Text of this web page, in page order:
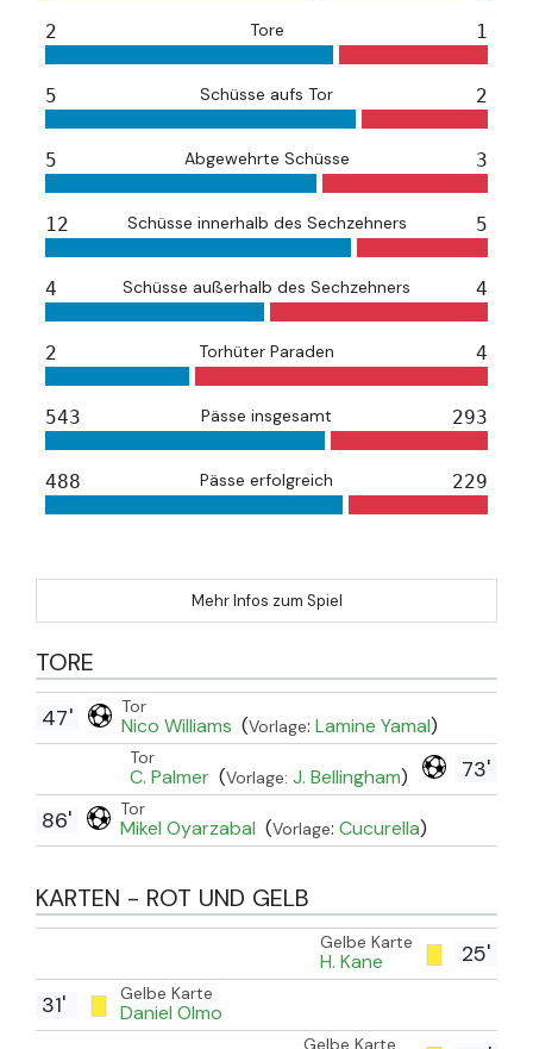
2 Tore 1
5 Schüsse aufs Tor 2
5 Abgewehrte Schüsse 3
12 Schüsse innerhalb des Sechzehners 5
4 Schüsse außerhalb des Sechzehners 4
2 Torhüter Paraden 4
543 Pässe insgesamt 293
488 Pässe erfolgreich 229
Mehr Infos zum Spiel
TORE
Tor
Nico Williams (Vorlage: Lamine Yamal)
47'
73'
Tor
C. Palmer (Vorlage: J. Bellingham)
Tor
Mikel Oyarzabal (Vorlage: Cucurella)
86'
KARTEN - ROT UND GELB
25'
Gelbe Karte
H. Kane
Gelbe Karte
Daniel Olmo
31'
Gelbe Karte